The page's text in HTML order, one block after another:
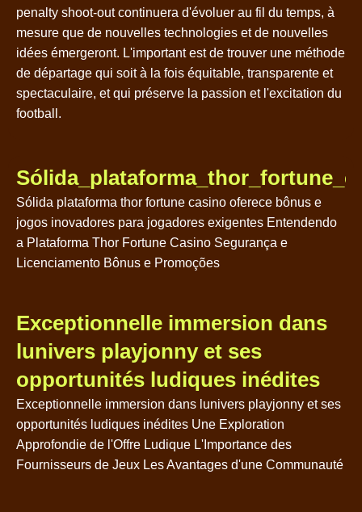
penalty shoot-out continuera d'évoluer au fil du temps, à
mesure que de nouvelles technologies et de nouvelles
idées émergeront. L'important est de trouver une méthode
de départage qui soit à la fois équitable, transparente et
spectaculaire, et qui préserve la passion et l'excitation du
football.
Sólida plataforma thor fortune casino oferece bônus e
jogos inovadores para jogadores exigentes Entendendo
a Plataforma Thor Fortune Casino Segurança e
Licenciamento Bônus e Promoções
Exceptionnelle immersion dans
lunivers playjonny et ses
opportunités ludiques inédites
Exceptionnelle immersion dans lunivers playjonny et ses
opportunités ludiques inédites Une Exploration
Approfondie de l'Offre Ludique L'Importance des
Fournisseurs de Jeux Les Avantages d'une Communauté